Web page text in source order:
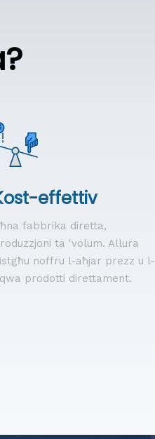
effettiv
fabbrika diretta,
ta 'volum. Allura
noffru l-aħjar prezz u l-
prodotti direttament.